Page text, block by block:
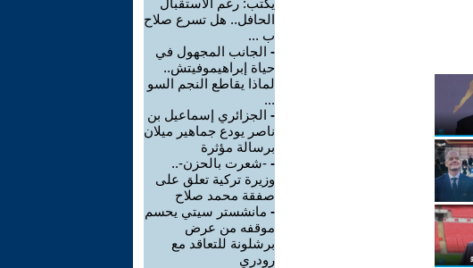
يكتب: رغم الاستقبال
الحافل.. هل تسرع صلاح
ب ...
- الجانب المجهول في
حياة إبراهيموفيتش..
لماذا يقاطع النجم السو
...
- الجزائري إسماعيل بن
ناصر يودع جماهير ميلان
برسالة مؤثرة
- -شعرت بالحزن-..
وزيرة تركية تعلق على
صفقة محمد صلاح
- مانشستر سيتي يحسم
موقفه من عرض
برشلونة للتعاقد مع
رودري